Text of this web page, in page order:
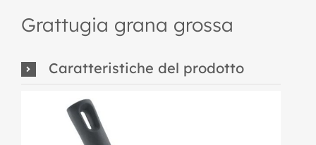
Grattugia grana grossa
Caratteristiche del prodotto